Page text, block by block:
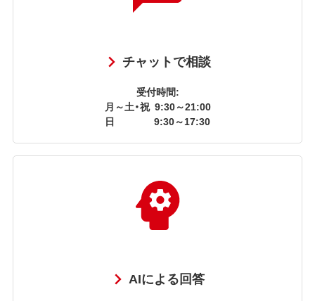
チャットで相談
受付時間:
月～土・祝 9:30～21:00
日
9:30～17:30
AIによる回答